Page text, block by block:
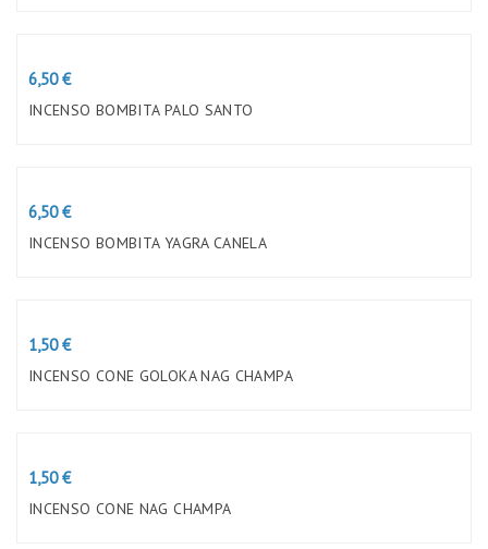
Preço
6,50 €
INCENSO BOMBITA PALO SANTO
Preço
6,50 €
INCENSO BOMBITA YAGRA CANELA
Preço
1,50 €
INCENSO CONE GOLOKA NAG CHAMPA
Preço
1,50 €
INCENSO CONE NAG CHAMPA